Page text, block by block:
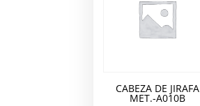
CABEZA DE JIRAFA
MET.-A010B